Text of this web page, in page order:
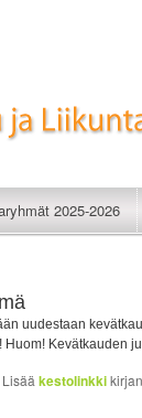
2025-2026
uudestaan
Kevätkauden
Lisää kestolinkki